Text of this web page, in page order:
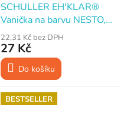
SCHULLER EH'KLAR®
Vanička na barvu NESTO,
plastová, 22×32 cm
22,31 Kč bez DPH
27 Kč
Do košíku
BESTSELLER